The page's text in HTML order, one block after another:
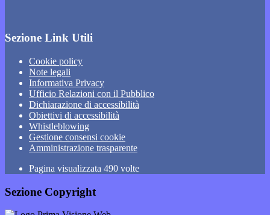
Sezione Link Utili
Cookie policy
Note legali
Informativa Privacy
Ufficio Relazioni con il Pubblico
Dichiarazione di accessibilità
Obiettivi di accessibilità
Whistleblowing
Gestione consensi cookie
Amministrazione trasparente
Pagina visualizzata 490 volte
Sezione Copyright